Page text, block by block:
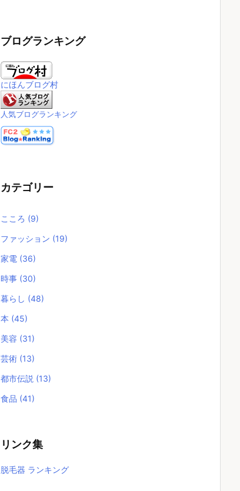
ブログランキング
にほんブログ村
人気ブログランキング
カテゴリー
こころ (9)
ファッション (19)
家電 (36)
時事 (30)
暮らし (48)
本 (45)
美容 (31)
芸術 (13)
都市伝説 (13)
食品 (41)
リンク集
脱毛器 ランキング